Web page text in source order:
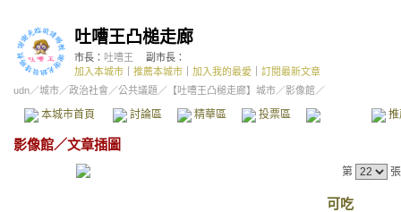
吐嘈王凸槌走廊
市長： 吐嘈王
副市長：
加入本城市
推薦本城市 加入我的最愛
訂閱最新文章
udn／城市／政治社會 ／公共議題 ／ 【吐嘈王凸槌走廊】城市／影像館／
本城市首頁 討論區 精華區 投票區 影像館
影像館／文章插圖
第
可吃